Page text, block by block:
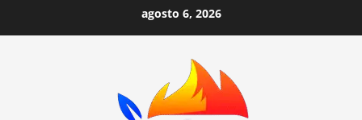
to
agosto 6, 2026